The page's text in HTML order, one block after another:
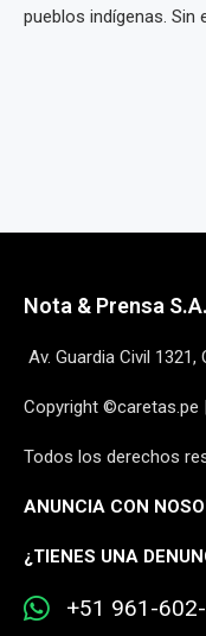
pueblos indígenas. Sin
Nota & Prensa
Av. Guardia Civil
Copyright ©caretas.pe
Todos los derechos
ANUNCIA CON
¿TIENES UNA
+51 961-